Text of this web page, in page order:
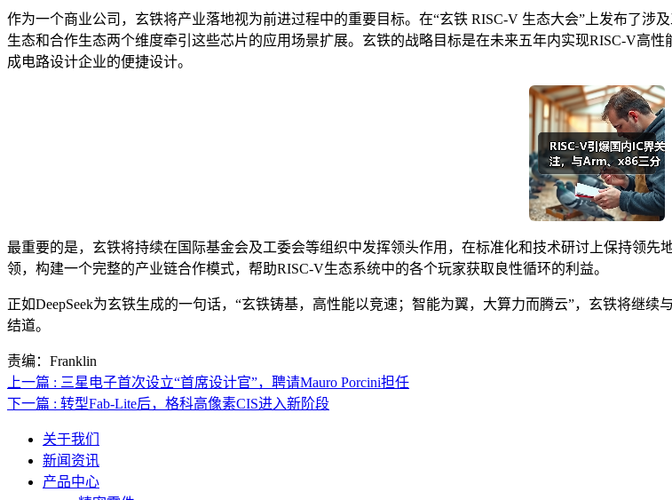
作为一个商业公司，玄铁将产业落地视为前进过程中的重要目标。在“玄铁 RISC-V 生态大会”上发布了
生态和合作生态两个维度牵引这些芯片的应用场景扩展。玄铁的战略目标是在未来五年内实现RISC-V高
成电路设计企业的便捷设计。
最重要的是，玄铁将持续在国际基金会及工委会等组织中发挥领头作用，在标准化和技术研讨上保持领先
领，构建一个完整的产业链合作模式，帮助RISC-V生态系统中的各个玩家获取良性循环的利益。
正如DeepSeek为玄铁生成的一句话，“玄铁铸基，高性能以竞速；智能为翼，大算力而腾云”，玄铁将继
结道。
责编：Franklin
上一篇 : 三星电子首次设立“首席设计官”，聘请Mauro Porcini担任
下一篇 : 转型Fab-Lite后，格科高像素CIS进入新阶段
关于我们
新闻资讯
产品中心